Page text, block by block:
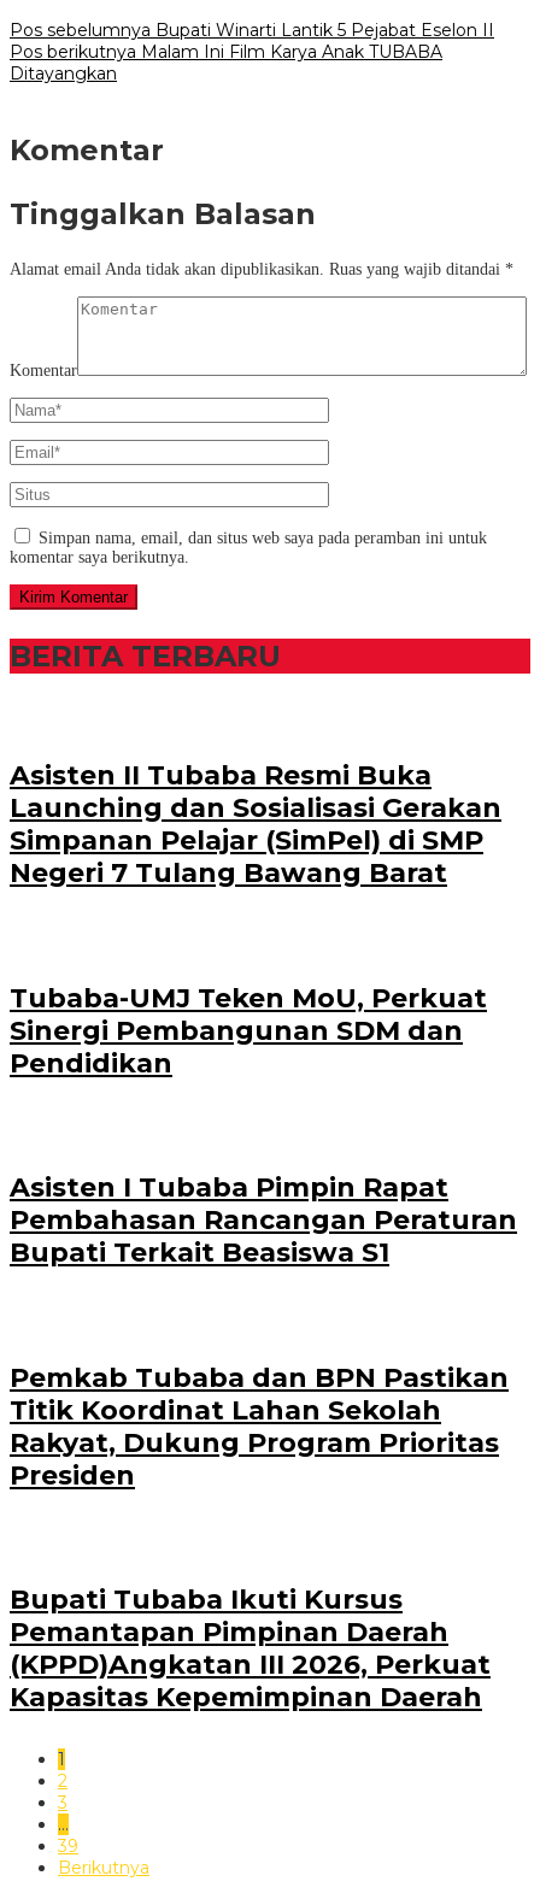
Navigasi
pos
Pos sebelumnya Bupati Winarti Lantik 5 Pejabat Eselon II
Pos berikutnya Malam Ini Film Karya Anak TUBABA
Ditayangkan
Komentar
Tinggalkan Balasan
Alamat email Anda tidak akan dipublikasikan. Ruas yang wajib ditandai *
Komentar
Simpan nama, email, dan situs web saya pada peramban ini untuk
komentar saya berikutnya.
BERITA TERBARU
Asisten II Tubaba Resmi Buka
Launching dan Sosialisasi Gerakan
Simpanan Pelajar (SimPel) di SMP
Negeri 7 Tulang Bawang Barat
Tubaba-UMJ Teken MoU, Perkuat
Sinergi Pembangunan SDM dan
Pendidikan
Asisten I Tubaba Pimpin Rapat
Pembahasan Rancangan Peraturan
Bupati Terkait Beasiswa S1
Pemkab Tubaba dan BPN Pastikan
Titik Koordinat Lahan Sekolah
Rakyat, Dukung Program Prioritas
Presiden
Bupati Tubaba Ikuti Kursus
Pemantapan Pimpinan Daerah
(KPPD)Angkatan III 2026, Perkuat
Kapasitas Kepemimpinan Daerah
1
2
3
…
39
Berikutnya